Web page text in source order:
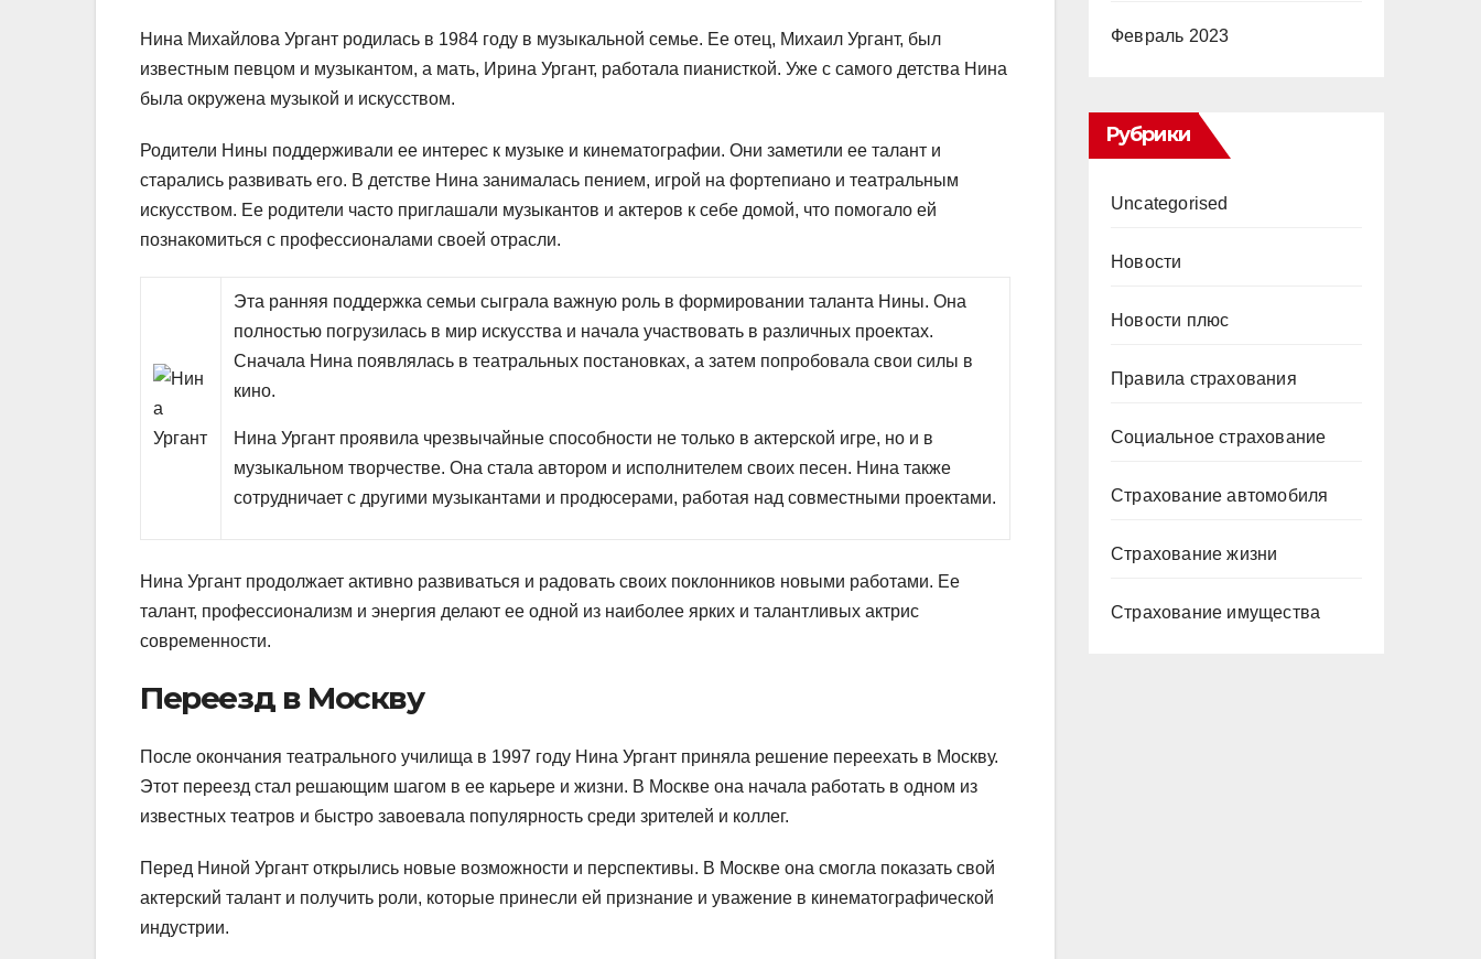
Нина Михайлова Ургант родилась в 1984 году в музыкальной семье. Ее отец, Михаил Ургант, был
известным певцом и музыкантом, а мать, Ирина Ургант, работала пианисткой. Уже с самого детства Нина
была окружена музыкой и искусством.
Родители Нины поддерживали ее интерес к музыке и кинематографии. Они заметили ее талант и
старались развивать его. В детстве Нина занималась пением, игрой на фортепиано и театральным
искусством. Ее родители часто приглашали музыкантов и актеров к себе домой, что помогало ей
познакомиться с профессионалами своей отрасли.
Эта ранняя поддержка семьи сыграла важную роль в формировании таланта Нины. Она
полностью погрузилась в мир искусства и начала участвовать в различных проектах.
Сначала Нина появлялась в театральных постановках, а затем попробовала свои силы в
кино.
Нина Ургант проявила чрезвычайные способности не только в актерской игре, но и в
музыкальном творчестве. Она стала автором и исполнителем своих песен. Нина также
сотрудничает с другими музыкантами и продюсерами, работая над совместными проектами.
Нина Ургант продолжает активно развиваться и радовать своих поклонников новыми работами. Ее
талант, профессионализм и энергия делают ее одной из наиболее ярких и талантливых актрис
современности.
Переезд в Москву
После окончания театрального училища в 1997 году Нина Ургант приняла решение переехать в Москву.
Этот переезд стал решающим шагом в ее карьере и жизни. В Москве она начала работать в одном из
известных театров и быстро завоевала популярность среди зрителей и коллег.
Перед Ниной Ургант открылись новые возможности и перспективы. В Москве она смогла показать свой
актерский талант и получить роли, которые принесли ей признание и уважение в кинематографической
индустрии.
Февраль 2023
Рубрики
Uncategorised
Новости
Новости плюс
Правила страхования
Социальное страхование
Страхование автомобиля
Страхование жизни
Страхование имущества